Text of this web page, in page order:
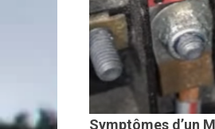
Symptômes d’un